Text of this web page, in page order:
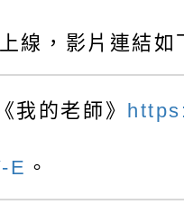
線，影片連結如
我的老師》
E 。